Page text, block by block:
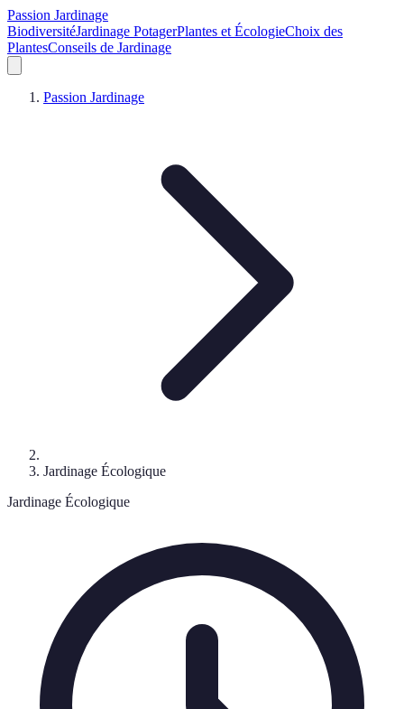
Passion Jardinage
BiodiversitéJardinage PotagerPlantes et ÉcologieChoix des
PlantesConseils de Jardinage
Passion Jardinage
Jardinage Écologique
Jardinage Écologique